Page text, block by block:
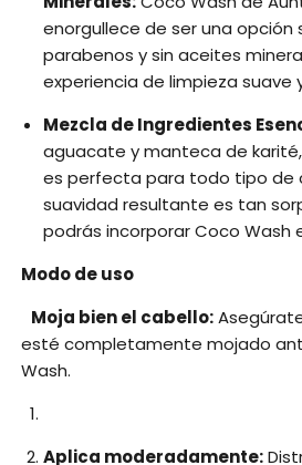
enorgullece de ser una opción
parabenos y sin aceites
experiencia de limpieza suave
Mezcla de Ingredientes
aguacate y manteca de
es perfecta para todo tipo de
suavidad resultante es tan
podrás incorporar Coco Wash
Modo de uso
Moja bien el cabello:
esté completamente mojado
Wash.
Aplica moderadamente: